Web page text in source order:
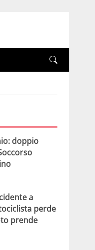
doppio
a
perde
prende